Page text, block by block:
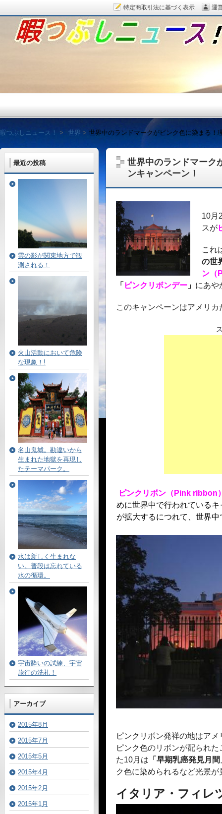
世界中のランドマーク
ンキャンペーン！
10月
スが
これ
の世
ン（
「 ピンクリボンデー 」 にあや
このキャンペーンはアメリ
ピンクリボン（Pink ribbon
めに世界中で行われている
が拡大するにつれて、世界
ピンクリボン発祥の地はア
ピンク色のリボンが配られ
た10月は 「早期乳癌発見月間
ク色に染められるなど光景
イタリア・フィレ
最近の投稿
雲の影が関東地方で観
測される！
火山活動において危険
な現象！!
名山鬼城。勘違いから
生まれた地獄を再現し
たテーマパーク。
水は新しく生まれな
い。普段は忘れている
水の循環。
宇宙酔いの試練、宇宙
旅行の洗礼！
アーカイブ
2015年8月
2015年7月
2015年5月
2015年4月
2015年2月
2015年1月
暇つぶしニュース！ 世界 世界中のランドマークがピンク色に染まる！
暇つぶしニュース！
毎日面白い話題をピッ
特定商取引法に基づく表示 運